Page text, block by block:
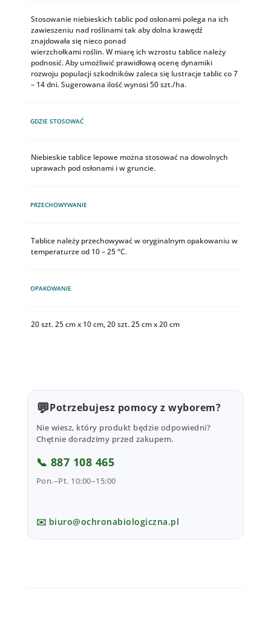
Stosowanie niebieskich tablic pod osłonami polega na ich
zawieszeniu nad roślinami tak aby dolna krawędź
znajdowała się nieco ponad
wierzchołkami roślin. W miarę ich wzrostu tablice należy
podnosić. Aby umożliwić prawidłową ocenę dynamiki
rozwoju populacji szkodników zaleca się lustracje tablic co 7
– 14 dni. Sugerowana ilość wynosi 50 szt./ha.
GDZIE STOSOWAĆ
Niebieskie tablice lepowe można stosować na dowolnych
uprawach pod osłonami i w gruncie.
PRZECHOWYWANIE
Tablice należy przechowywać w oryginalnym opakowaniu w
temperaturze od 10 – 25 °C.
OPAKOWANIE
20 szt. 25 cm x 10 cm, 20 szt. 25 cm x 20 cm
💬Potrzebujesz pomocy z wyborem?
Nie wiesz, który produkt będzie odpowiedni?
Chętnie doradzimy przed zakupem.
📞 887 108 465
Pon.–Pt. 10:00–15:00
✉️ biuro@ochronabiologiczna.pl